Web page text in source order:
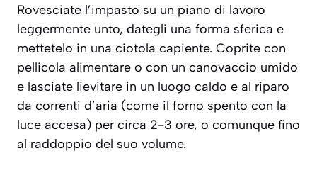
Rovesciate l’impasto su un piano di lavoro
leggermente unto, dategli una forma sferica e
mettetelo in una ciotola capiente. Coprite con
pellicola alimentare o con un canovaccio umido
e lasciate lievitare in un luogo caldo e al riparo
da correnti d’aria (come il forno spento con la
luce accesa) per circa 2-3 ore, o comunque fino
al raddoppio del suo volume.